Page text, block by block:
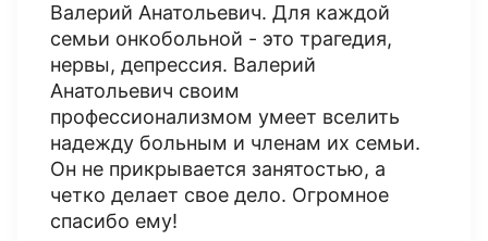
Валерий Анатольевич. Для каждой
семьи онкобольной - это трагедия,
нервы, депрессия. Валерий
Анатольевич своим
профессионализмом умеет вселить
надежду больным и членам их семьи.
Он не прикрывается занятостью, а
четко делает свое дело. Огромное
спасибо ему!